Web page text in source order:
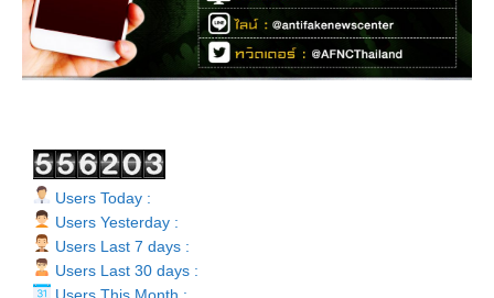
Users Today :
Users Yesterday :
Users Last 7 days :
Users Last 30 days :
Users This Month :